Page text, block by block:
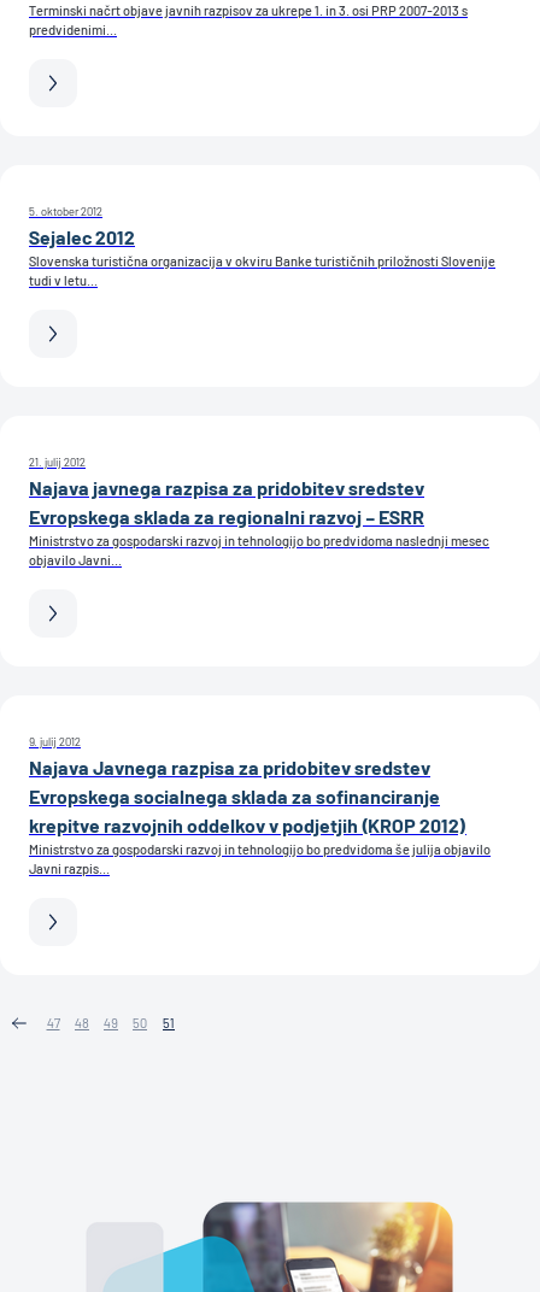
Terminski načrt objave javnih razpisov za ukrepe 1. in 3. osi PRP 2007-2013 s
predvidenimi...
5. oktober 2012
Sejalec 2012
Slovenska turistična organizacija v okviru Banke turističnih priložnosti Slovenije
tudi v letu...
21. julij 2012
Najava javnega razpisa za pridobitev sredstev
Evropskega sklada za regionalni razvoj – ESRR
Ministrstvo za gospodarski razvoj in tehnologijo bo predvidoma naslednji mesec
objavilo Javni...
9. julij 2012
Najava Javnega razpisa za pridobitev sredstev
Evropskega socialnega sklada za sofinanciranje
krepitve razvojnih oddelkov v podjetjih (KROP 2012)
Ministrstvo za gospodarski razvoj in tehnologijo bo predvidoma še julija objavilo
Javni razpis...
47 48 49 50 51